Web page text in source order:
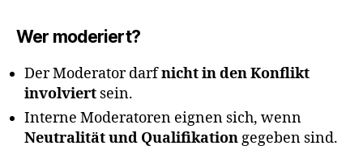
Wer moderiert?
Der Moderator darfnicht in den Konflikt
involviert sein.
Interne Moderatoren eignen sich, wenn
Neutralität und Qualifikation gegeben sind.